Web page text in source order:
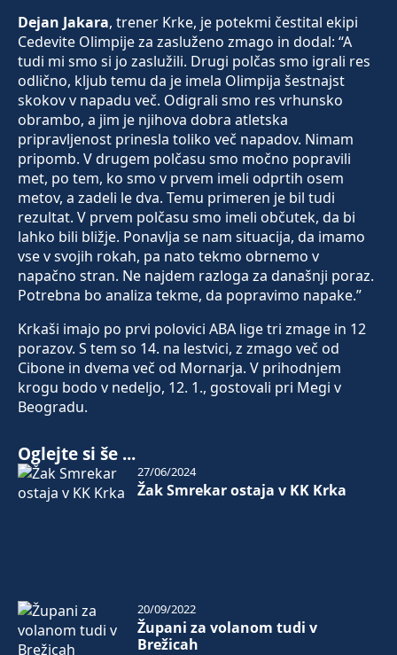
Dejan Jakara, trener Krke, je potekmi čestital ekipi
Cedevite Olimpije za zasluženo zmago in dodal: “A
tudi mi smo si jo zaslužili. Drugi polčas smo igrali res
odlično, kljub temu da je imela Olimpija šestnajst
skokov v napadu več. Odigrali smo res vrhunsko
obrambo, a jim je njihova dobra atletska
pripravljenost prinesla toliko več napadov. Nimam
pripomb. V drugem polčasu smo močno popravili
met, po tem, ko smo v prvem imeli odprtih osem
metov, a zadeli le dva. Temu primeren je bil tudi
rezultat. V prvem polčasu smo imeli občutek, da bi
lahko bili bližje. Ponavlja se nam situacija, da imamo
vse v svojih rokah, pa nato tekmo obrnemo v
napačno stran. Ne najdem razloga za današnji poraz.
Potrebna bo analiza tekme, da popravimo napake.”
Krkaši imajo po prvi polovici ABA lige tri zmage in 12
porazov. S tem so 14. na lestvici, z zmago več od
Cibone in dvema več od Mornarja. V prihodnjem
krogu bodo v nedeljo, 12. 1., gostovali pri Megi v
Beogradu.
Oglejte si še ...
Žak Smrekar ostaja v KK Krka
27/06/2024
Župani za volanom tudi v
Brežicah
20/09/2022